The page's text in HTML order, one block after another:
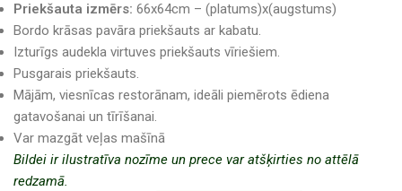
Priekšauta izmērs: 66x64cm – (platums)x(augstums)
Bordo krāsas pavāra priekšauts ar kabatu.
Izturīgs audekla virtuves priekšauts vīriešiem.
Pusgarais priekšauts.
Mājām, viesnīcas restorānam, ideāli piemērots ēdiena
gatavošanai un tīrīšanai.
Var mazgāt veļas mašīnā
Bildei ir ilustratīva nozīme un prece var atšķirties no attēlā
redzamā.